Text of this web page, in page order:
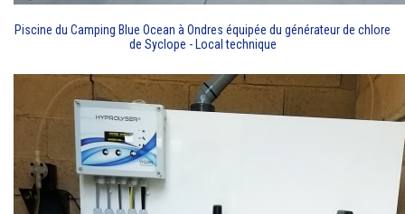
Piscine du Camping Blue Ocean à Ondres équipée du générateur de chlore
de Syclope - Local technique